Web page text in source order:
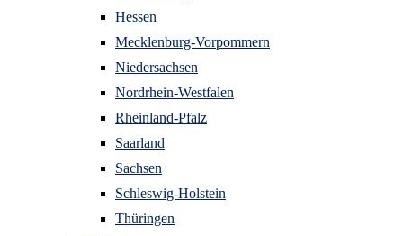
Hessen
Mecklenburg-Vorpommern
Niedersachsen
Nordrhein-Westfalen
Rheinland-Pfalz
Saarland
Sachsen
Schleswig-Holstein
Thüringen